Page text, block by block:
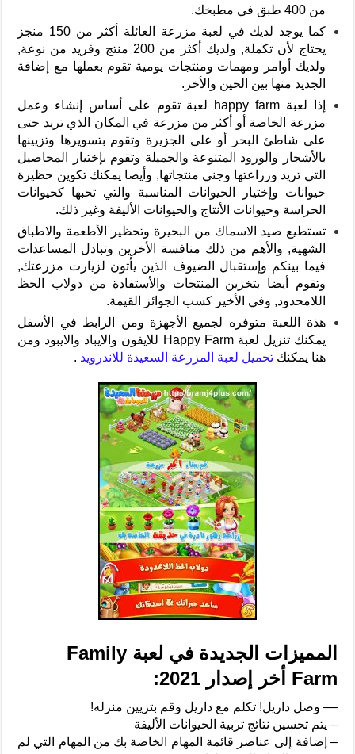
من 400 طبق في مطبخك.
كما يوجد لديك في لعبة مزرعة العائلة أكثر من 150 منجز
يحتاج لأن تكملة, ولديك أكثر من 200 منتج وفريد من نوعة,
ولديك أوامر ومهمات ومنتجات يومية تقوم بعملها مع إضافة
الجديد منها بين الحين والأخر.
إذا لعبة happy farm لعبة تقوم على أساس إنشاء وعمل
مزرعة الخاصة أو أكثر من مزرعة في المكان الذي تريد حتى
على شاطئ البحر أو على الجزيرة وتقوم بتسويرها وتزيينها
بالأشجار والورود المتنوعة والجميلة وتقوم بإختيار المحاصيل
التي تريد وزراعتها وجني منتجاتها, وأيضا يمكنك تكوين حظيرة
حيوانات وإختيار الحيوانات المناسبة والتي تحبها كحيوانات
الحراسة وحيوانات الأنتاج والحيوانات الأليفة وغير ذلك.
تستطيع صيد الاسماك من البحيرة وتحظير الأطعمة والاطباق
الشهية, والأهم من ذلك منافسة الأخرين وتبادل المساعدات
فيما بينكم وإستقبال الضيوف الذين يأتون لزيارت مزرعتك,
وتقوم أيضا بتخزين المنتجات والأستفادة من دولاب الحظ
اللامحدود, وفي الأخير كسب الجوائز القيمة.
هذة اللعبة متوفره لجميع الأجهزة ومن الرابط في الأسفل
يمكنك تنزيل لعبة Happy Farm للايفون والايباد والايبود ومن
هنا يمكنكتحميل لعبة المزرعة السعيدة للاندرويد .
المميزات الجديدة في لعبة Family
Farm أخر إصدار 2021:
–– وصل داريل! تكلم مع داريل وقم بتزيين منزله!
– يتم تحسين نتائج تربية الحيوانات الأليفة
– إضافة إلى عناصر قائمة المهام الخاصة بك من المهام التي لم